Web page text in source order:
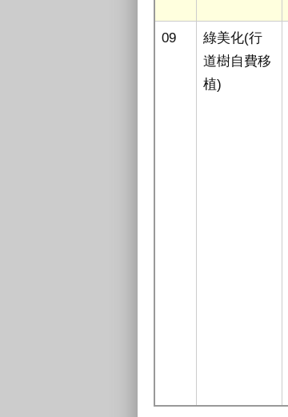
09 綠美化(行
道樹自費移
植)